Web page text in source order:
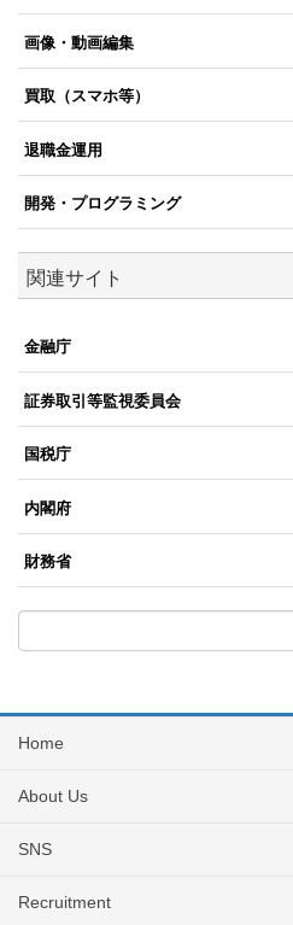
画像・動画編集
買取（スマホ等）
退職金運用
開発・プログラミング
関連サイト
金融庁
証券取引等監視委員会
国税庁
内閣府
財務省
Home
About Us
SNS
Recruitment